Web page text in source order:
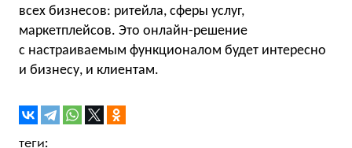
всех бизнесов: ритейла, сферы услуг,
маркетплейсов. Это онлайн-решение
с настраиваемым функционалом будет интересно
и бизнесу, и клиентам.